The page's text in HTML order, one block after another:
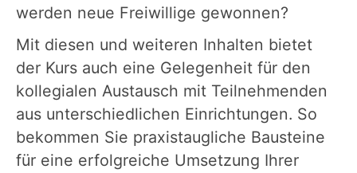
werden neue Freiwillige gewonnen?
Mit diesen und weiteren Inhalten bietet
der Kurs auch eine Gelegenheit für den
kollegialen Austausch mit Teilnehmenden
aus unterschiedlichen Einrichtungen. So
bekommen Sie praxistaugliche Bausteine
für eine erfolgreiche Umsetzung Ihrer